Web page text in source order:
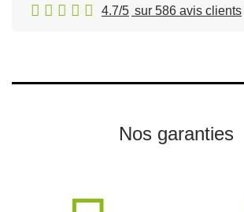
4.7/5 sur 586 avis clients
Nos garanties